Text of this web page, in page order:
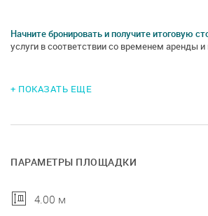
Начните бронировать и получите итоговую
услуги в соответствии со временем аренды и
+ ПОКАЗАТЬ ЕЩЕ
ПАРАМЕТРЫ ПЛОЩАДКИ
4.00 м